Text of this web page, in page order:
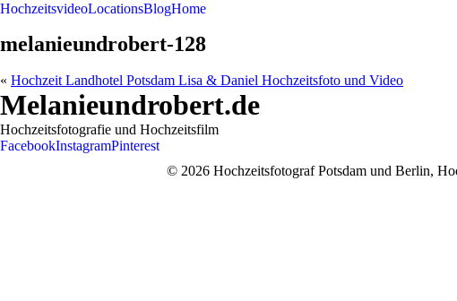
HochzeitsvideoLocationsBlogHome
melanieundrobert-128
« Hochzeit Landhotel Potsdam Lisa & Daniel Hochzeitsfoto und Video
Melanieundrobert.de
Hochzeitsfotografie und Hochzeitsfilm
FacebookInstagramPinterest
© 2026 Hochzeitsfotograf Potsdam und Berlin,